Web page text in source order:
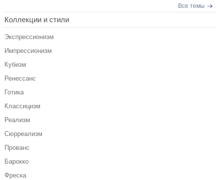
Все темы
Коллекции и стили
Экспрессионизм
Импрессионизм
Кубизм
Ренессанс
Готика
Классицизм
Реализм
Сюрреализм
Прованс
Барокко
Фреска